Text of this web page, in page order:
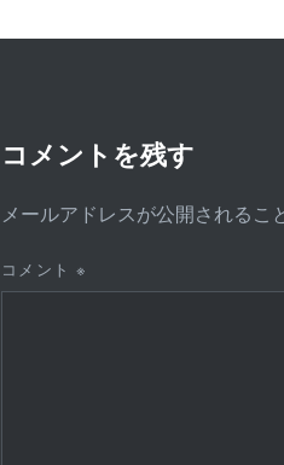
コメントを残す
メールアドレスが公開されるこ
コメント ※